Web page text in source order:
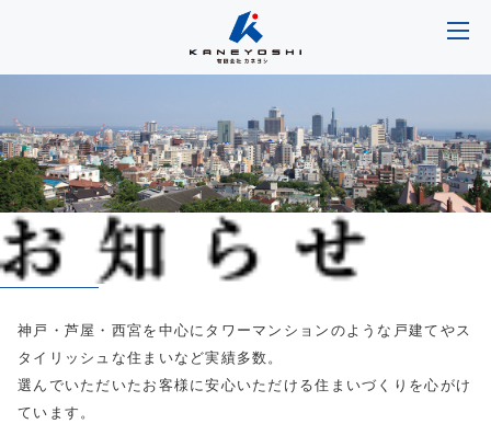
神戸・芦屋・西宮を中心にタワーマンションのような戸建てやス
タイリッシュな住まいなど実績多数。
選んでいただいたお客様に安心いただける住まいづくりを心がけ
ています。